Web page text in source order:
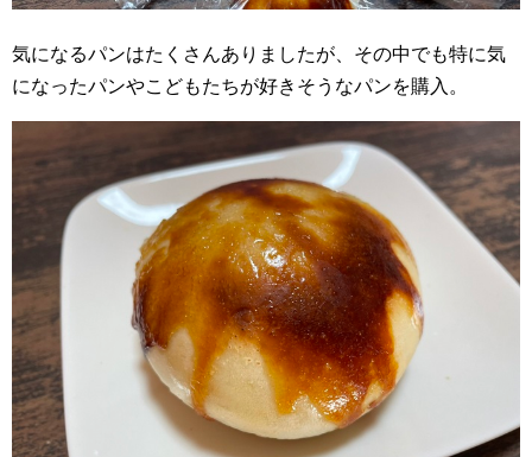
気になるパンはたくさんありましたが、その中でも特に気
になったパンやこどもたちが好きそうなパンを購入。